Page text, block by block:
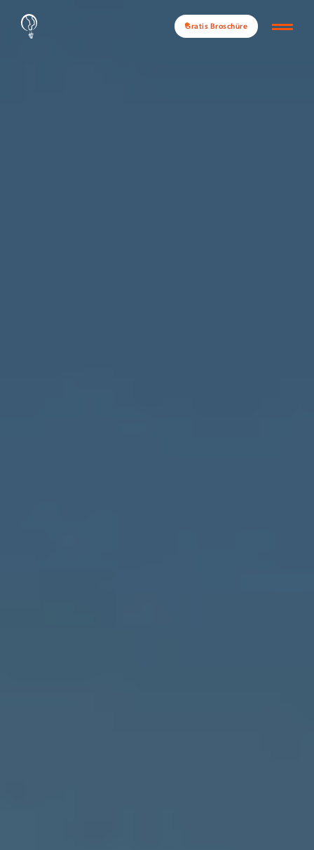
Gratis Broschüre